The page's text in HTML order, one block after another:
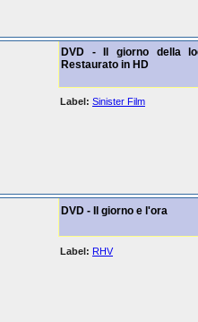
DVD - Il giorno della
Restaurato in HD
Label: Sinister Film
DVD - Il giorno e l'ora
Label: RHV